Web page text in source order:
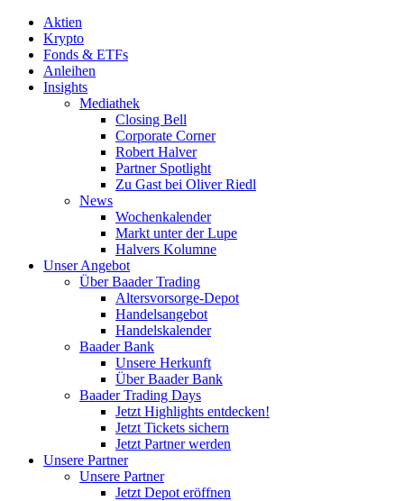
Aktien
Krypto
Fonds & ETFs
Anleihen
Insights
Mediathek
Closing Bell
Corporate Corner
Robert Halver
Partner Spotlight
Zu Gast bei Oliver Riedl
News
Wochenkalender
Markt unter der Lupe
Halvers Kolumne
Unser Angebot
Über Baader Trading
Altersvorsorge-Depot
Handelsangebot
Handelskalender
Baader Bank
Unsere Herkunft
Über Baader Bank
Baader Trading Days
Jetzt Highlights entdecken!
Jetzt Tickets sichern
Jetzt Partner werden
Unsere Partner
Unsere Partner
Jetzt Depot eröffnen